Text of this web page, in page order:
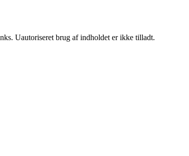
Uautoriseret brug af indholdet er ikke tilladt.